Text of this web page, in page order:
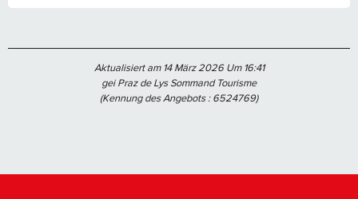
Aktualisiert am 14 März 2026 Um 16:41
gei Praz de Lys Sommand Tourisme
(Kennung des Angebots :6524769)